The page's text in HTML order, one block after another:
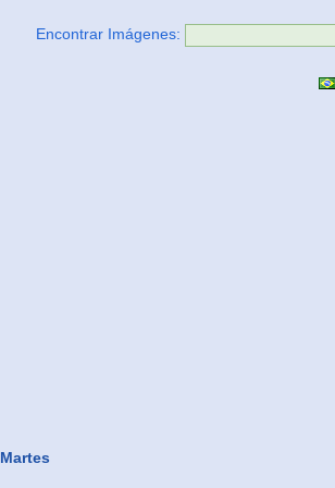
Encontrar Imágenes:
Martes